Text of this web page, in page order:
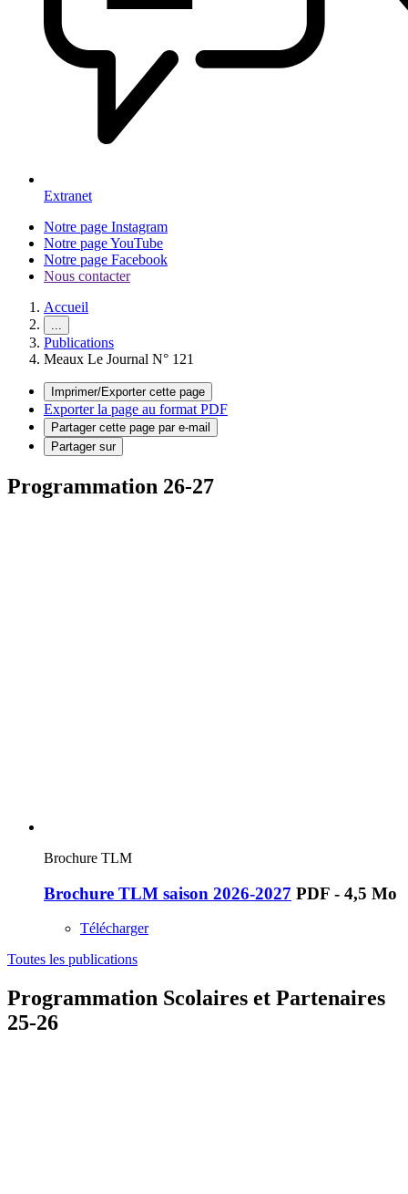
Extranet
Notre page Instagram
Notre page YouTube
Notre page Facebook
Nous contacter
Accueil
...
Publications
Meaux Le Journal N° 121
Imprimer/Exporter cette page
Exporter la page au format PDF
Partager cette page par e-mail
Partager sur
Programmation 26-27
Brochure TLM
Brochure TLM saison 2026-2027 PDF - 4,5 Mo
Télécharger
Toutes les publications
Programmation Scolaires et Partenaires
25-26